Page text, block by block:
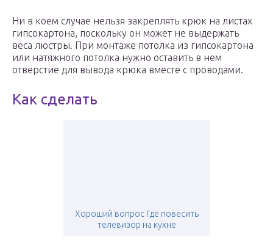
Ни в коем случае нельзя закреплять крюк на листах
гипсокартона, поскольку он может не выдержать
веса люстры. При монтаже потолка из гипсокартона
или натяжного потолка нужно оставить в нем
отверстие для вывода крюка вместе с проводами.
Как сделать
Хороший вопрос Где повесить
телевизор на кухне